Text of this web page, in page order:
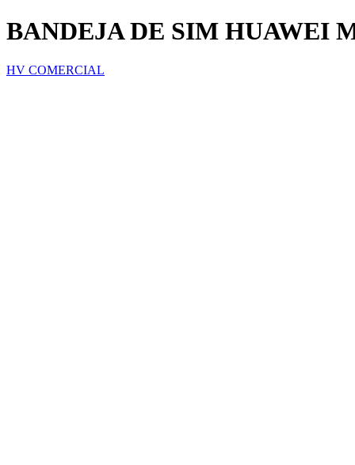
BANDEJA DE SIM HUAWEI
HV COMERCIAL